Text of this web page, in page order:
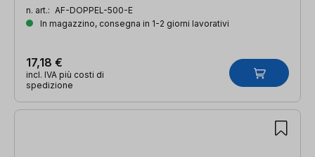
n. art.: AF-DOPPEL-500-E
In magazzino, consegna in 1-2 giorni lavorativi
17,18 €
incl. IVA più costi di
spedizione